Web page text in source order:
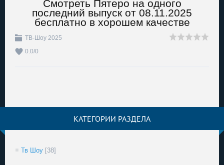
Смотреть Пятеро на одного
последний выпуск от 08.11.2025
бесплатно в хорошем качестве
ТВ-Шоу 2025
0.0/0
КАТЕГОРИИ РАЗДЕЛА
Тв Шоу [38]